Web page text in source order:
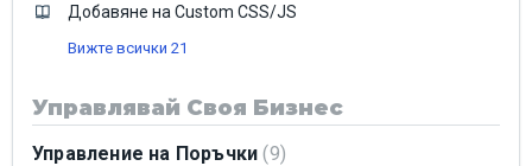
Добавяне на Custom CSS/JS
Вижте всички 21
Управлявай Своя Бизнес
Управление на Поръчки 9